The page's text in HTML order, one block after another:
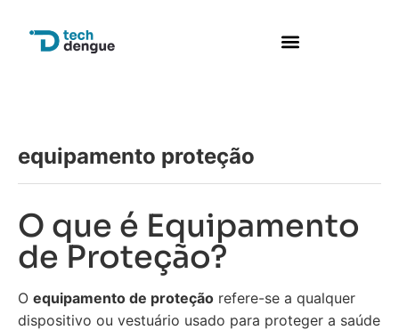
equipamento proteção
O que é Equipamento
de Proteção?
O equipamento de proteção refere-se a qualquer
dispositivo ou vestuário usado para proteger a saúde